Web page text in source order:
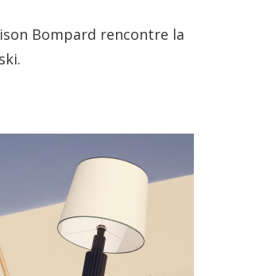
Bompard rencontre la